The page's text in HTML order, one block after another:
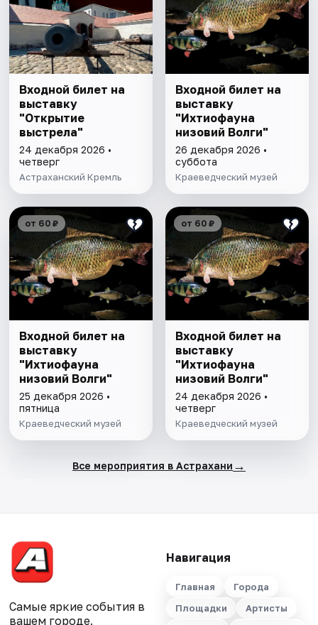
Входной билет на
выставку
"Открытие
выстрела"
24 декабря 2026 •
четверг
Астраханский Кремль
Входной билет на
выставку
"Ихтиофауна
низовий Волги"
26 декабря 2026 •
суббота
Краеведческий музей
от 60 ₽
Входной билет на
выставку
"Ихтиофауна
низовий Волги"
25 декабря 2026 •
пятница
Краеведческий музей
от 60 ₽
Входной билет на
выставку
"Ихтиофауна
низовий Волги"
24 декабря 2026 •
четверг
Краеведческий музей
Все мероприятия в Астрахани →
Самые яркие события в
вашем городе.
Навигация
Главная
Города
Площадки
Артисты